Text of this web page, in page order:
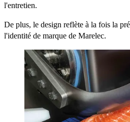
l'entretien.
De plus, le design reflète à la fois la
l'identité de marque de Marelec.